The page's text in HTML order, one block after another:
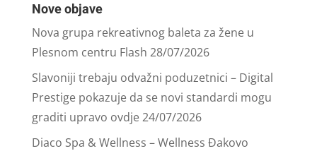
Nove objave
Nova grupa rekreativnog baleta za žene u
Plesnom centru Flash 28/07/2026
Slavoniji trebaju odvažni poduzetnici – Digital
Prestige pokazuje da se novi standardi mogu
graditi upravo ovdje24/07/2026
Diaco Spa & Wellness – Wellness Đakovo